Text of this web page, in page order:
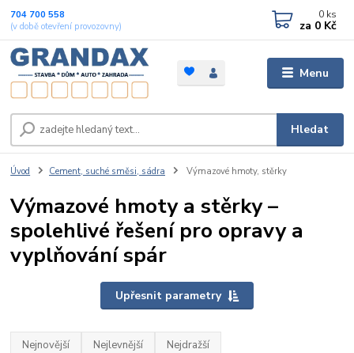
Menu
Hledat
704 700 558
(v době otevření provozovny)
0 ks
za 0 Kč
Úvod Cement, suché směsi, sádra Výmazové hmoty, stěrky
Výmazové hmoty a stěrky –
spolehlivé řešení pro opravy a
vyplňování spár
Upřesnit parametry
Nejnovější Nejlevnější Nejdražší